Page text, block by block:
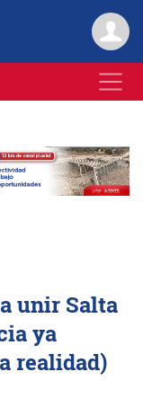
unir Salta
ya
realidad)